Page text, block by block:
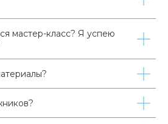
мастер-класс? Я успею